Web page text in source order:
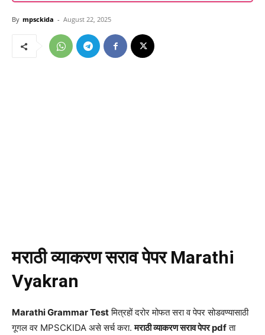
By mpsckida - August 22, 2025
मराठी व्याकरण सराव पेपर Marathi
Vyakran
Marathi Grammar Testमित्रहों दरोर मोफत सरा व पेपर सोडवण्यासाठी
गूगल वर MPSCKIDA असे सर्च करा.मराठी व्याकरण सराव पेपर pdfता